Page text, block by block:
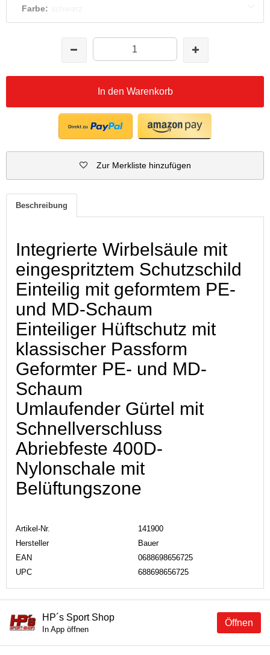
Farbe:
In den Warenkorb
Zur Merkliste hinzufügen
Beschreibung
Integrierte Wirbelsäule mit
eingespritztem Schutzschild
Einteilig mit geformtem PE-
und MD-Schaum
Einteiliger Hüftschutz mit
klassischer Passform
Geformter PE- und MD-
Schaum
Umlaufender Gürtel mit
Schnellverschluss
Abriebfeste 400D-
Nylonschale mit
Belüftungszone
Artikel-Nr.
141900
Hersteller
Bauer
EAN
0688698656725
UPC
688698656725
Öffnen
HP´s Sport Shop
In App öffnen